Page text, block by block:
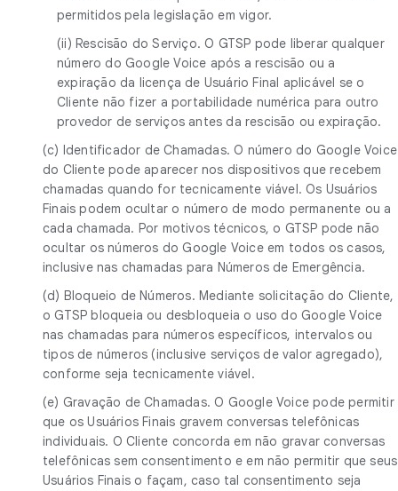
permitidos pela legislação em vigor.
(ii) Rescisão do Serviço. O GTSP pode liberar qualquer
número do Google Voice após a rescisão ou a
expiração da licença de Usuário Final aplicável se o
Cliente não fizer a portabilidade numérica para outro
provedor de serviços antes da rescisão ou expiração.
(c) Identificador de Chamadas. O número do Google Voice
do Cliente pode aparecer nos dispositivos que recebem
chamadas quando for tecnicamente viável. Os Usuários
Finais podem ocultar o número de modo permanente ou a
cada chamada. Por motivos técnicos, o GTSP pode não
ocultar os números do Google Voice em todos os casos,
inclusive nas chamadas para Números de Emergência.
(d) Bloqueio de Números. Mediante solicitação do Cliente,
o GTSP bloqueia ou desbloqueia o uso do Google Voice
nas chamadas para números específicos, intervalos ou
tipos de números (inclusive serviços de valor agregado),
conforme seja tecnicamente viável.
(e) Gravação de Chamadas. O Google Voice pode permitir
que os Usuários Finais gravem conversas telefônicas
individuais. O Cliente concorda em não gravar conversas
telefônicas sem consentimento e em não permitir que seus
Usuários Finais o façam, caso tal consentimento seja